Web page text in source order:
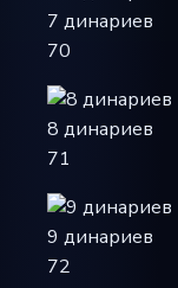
7 динариев
70
8 динариев
71
9 динариев
72